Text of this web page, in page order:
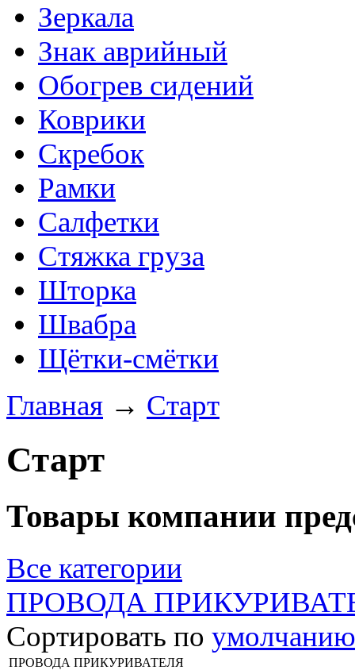
Зеркала
Знак аврийный
Обогрев сидений
Коврики
Скребок
Рамки
Салфетки
Стяжка груза
Шторка
Швабра
Щётки-смётки
Главная → Старт
Старт
Товары компании
Все категории
ПРОВОДА
Сортировать по умолчанию
ПРОВОДА ПРИКУРИВАТЕЛЯ